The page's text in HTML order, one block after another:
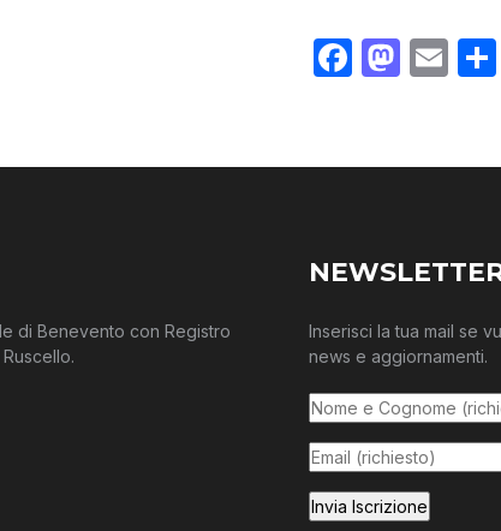
di Benevento con Registro
Inserisci la tua mail se
news e aggiornamenti.